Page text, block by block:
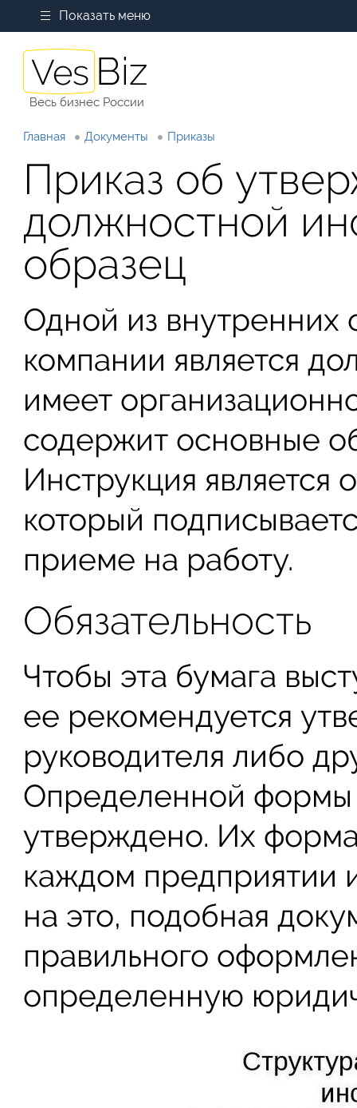
Показать меню
Весь бизнес России
Главная Документы Приказы
Приказ об
должностной
образец
Одной из внутренних
компании является
имеет
содержит основные
Инструкция является
который
приеме на работу.
Обязательность
Чтобы эта бумага
ее рекомендуется
руководителя либо
Определенной формы
утверждено. Их
каждом предприятии
на это, подобная
правильного
определенную